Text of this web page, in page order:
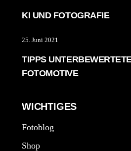
KI UND FOTOGRAFIE
25. Juni 2021
TIPPS
FOTOMOTIVE
WICHTIGES
Fotoblog
Shop